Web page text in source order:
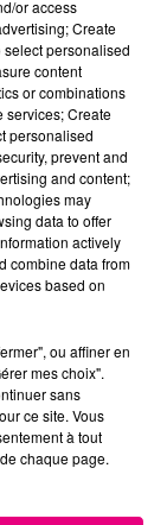
Vierge
Sagittaire
Poissons
or access
Create
personalised
content
or combinations
services; Create
personalised
prevent and
and content;
may
data to offer
actively
combine data from
based on
ou affiner en
mes choix".
sans
ce site. Vous
à tout
chaque page.